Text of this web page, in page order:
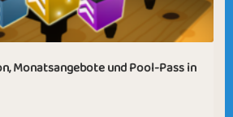
Monatsangebote und Pool-Pass in